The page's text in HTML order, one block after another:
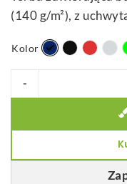
(140 g/m²), z
Kolor
-
RYNEK.